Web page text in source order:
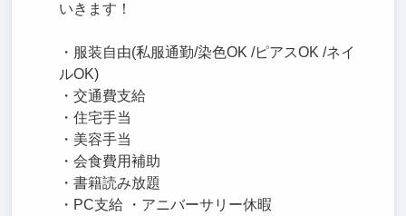
いきます！
・服装自由(私服通勤/染色OK /ピアスOK /ネイ
ルOK)
・交通費支給
・住宅手当
・美容手当
・会食費用補助
・書籍読み放題
・PC支給 ・アニバーサリー休暇